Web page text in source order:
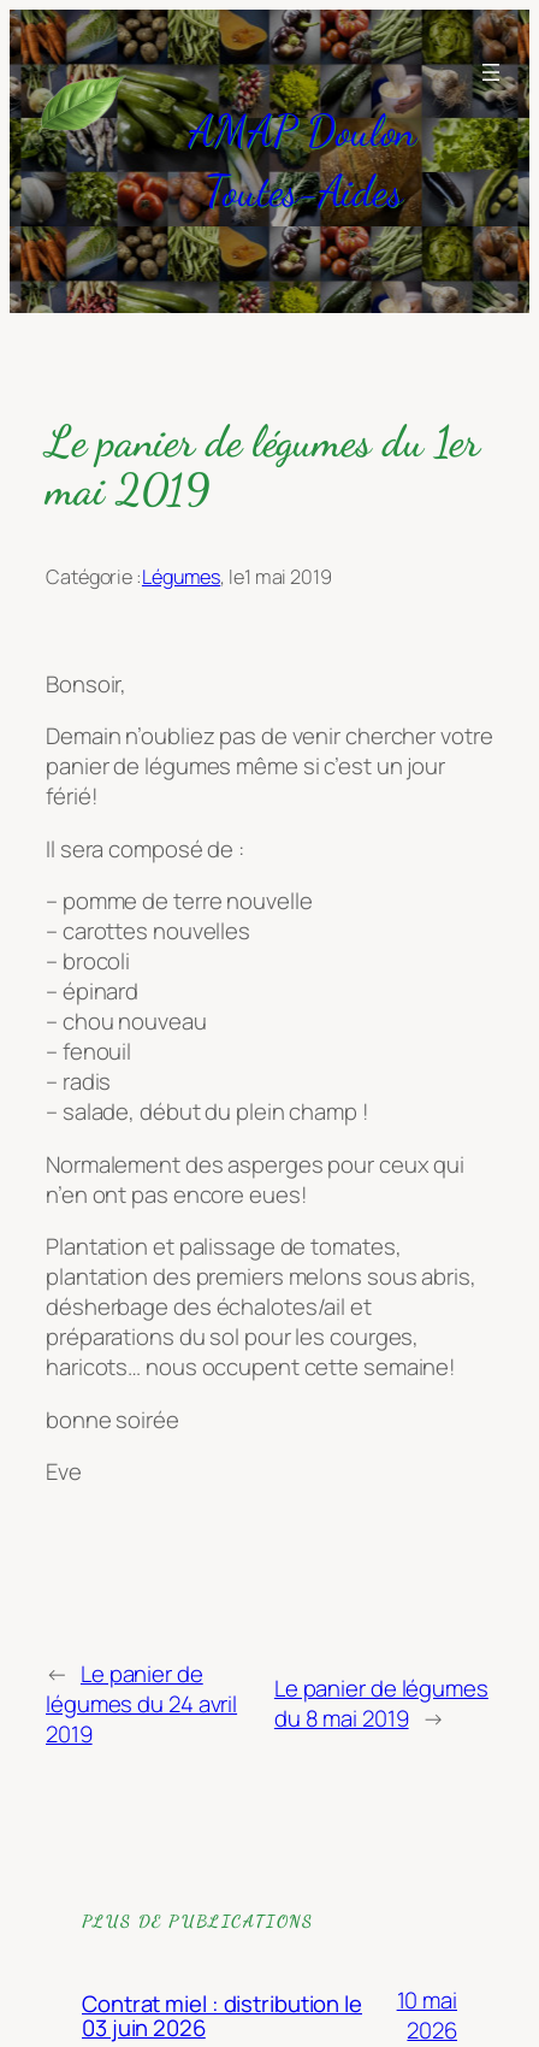
Aller
au
contenu
AMAP Doulon
Toutes-Aides
Le panier de légumes du 1er
mai 2019
Catégorie :Légumes, le1 mai 2019
Bonsoir,
Demain n’oubliez pas de venir chercher votre
panier de légumes même si c’est un jour
férié!
Il sera composé de :
– pomme de terre nouvelle
– carottes nouvelles
– brocoli
– épinard
– chou nouveau
– fenouil
– radis
– salade, début du plein champ !
Normalement des asperges pour ceux qui
n’en ont pas encore eues!
Plantation et palissage de tomates,
plantation des premiers melons sous abris,
désherbage des échalotes/ail et
préparations du sol pour les courges,
haricots… nous occupent cette semaine!
bonne soirée
Eve
← Le panier de
légumes du 24 avril
2019
Le panier de légumes
du 8 mai 2019 →
PLUS DE PUBLICATIONS
Contrat miel : distribution le
03 juin 2026
10 mai
2026